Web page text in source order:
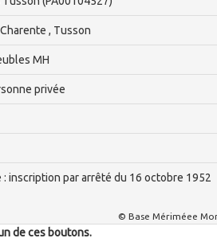
, Tusson
MH
privée
inscription par arrêté du 16 octobre 1952
© Base Mériméee
de ces boutons.